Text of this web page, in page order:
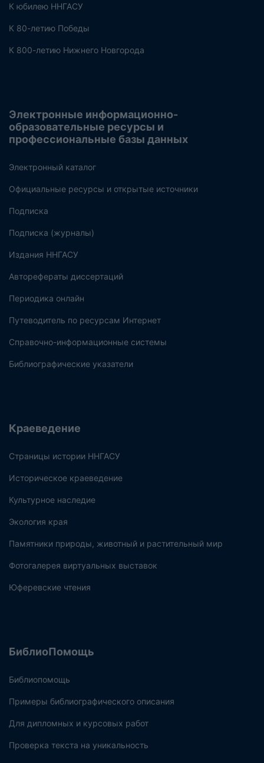
К юбилею ННГАСУ
К 80-летию Победы
К 800-летию Нижнего Новгорода
Электронные информационно-
образовательные ресурсы и
профессиональные базы данных
Электронный каталог
Официальные ресурсы и открытые источники
Подписка
Подписка (журналы)
Издания ННГАСУ
Авторефераты диссертаций
Периодика онлайн
Путеводитель по ресурсам Интернет
Справочно-информационные системы
Библиографические указатели
Краеведение
Страницы истории ННГАСУ
Историческое краеведение
Культурное наследие
Экология края
Памятники природы, животный и растительный мир
Фотогалерея виртуальных выставок
Юферевские чтения
БиблиоПомощь
Библиопомощь
Примеры библиографического описания
Для дипломных и курсовых работ
Проверка текста на уникальность